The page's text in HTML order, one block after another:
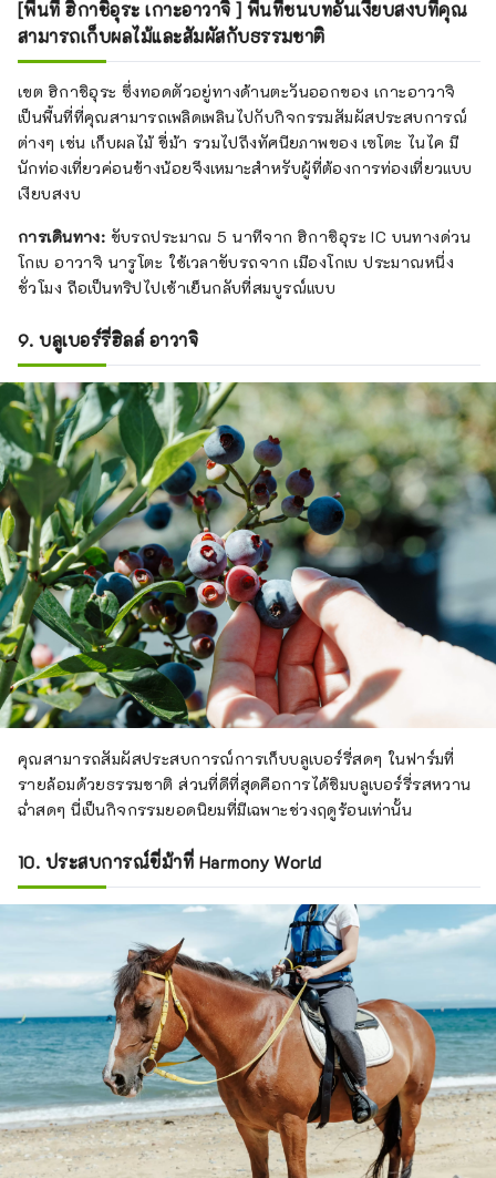
ปลายสุดทางใต้ของเกาะ สถานีริมถนน
แห่งนี้เป็นหนึ่งในสถานที่ท่องเที่ยวที่ไม่
ควรพลาดท่ามกลางแหล่งท่องเที่ยว
มากมายบนเกาะ โรงแรมของเราตั้งอยู่
ในทำเลสะดวก ใกล้กับร้านอาหารที่
เสิร์ฟอาหารทะเลสดๆ บริษัทเรือสำราญ
ที่จะพาคุณไปใกล้กับวังน้ำวนนารูโตะ
อาวาจิที่มีอายุกว่า 500 ปีได้
[พื้นที่ ฮิกาชิอุระ เกาะอาวาจิ ] พื้นที่ชนบทอันเงียบสงบที่คุณ
สามารถเก็บผลไม้และสัมผัสกับธรรมชาติ
เขต ฮิกาชิอุระ ซึ่งทอดตัวอยู่ทางด้านตะวันออกของ เกาะอาวาจิ
เป็นพื้นที่ที่คุณสามารถเพลิดเพลินไปกับกิจกรรมสัมผัสประสบการณ์
ต่างๆ เช่น เก็บผลไม้ ขี่ม้า รวมไปถึงทัศนียภาพของ เซโตะ ไนไค มี
นักท่องเที่ยวค่อนข้างน้อยจึงเหมาะสำหรับผู้ที่ต้องการท่องเที่ยวแบบ
เงียบสงบ
การเดินทาง: ขับรถประมาณ 5 นาทีจาก ฮิกาชิอุระ IC บนทางด่วน
โกเบ อาวาจิ นารูโตะ ใช้เวลาขับรถจาก เมืองโกเบ ประมาณหนึ่ง
ชั่วโมง ถือเป็นทริปไปเช้าเย็นกลับที่สมบูรณ์แบบ
9. บลูเบอร์รี่ฮิลล์ อาวาจิ
คุณสามารถสัมผัสประสบการณ์การเก็บบลูเบอร์รี่สดๆ ในฟาร์มที่
รายล้อมด้วยธรรมชาติ ส่วนที่ดีที่สุดคือการได้ชิมบลูเบอร์รี่รสหวาน
ฉ่ำสดๆ นี่เป็นกิจกรรมยอดนิยมที่มีเฉพาะช่วงฤดูร้อนเท่านั้น
10. ประสบการณ์ขี่ม้าที่ Harmony World